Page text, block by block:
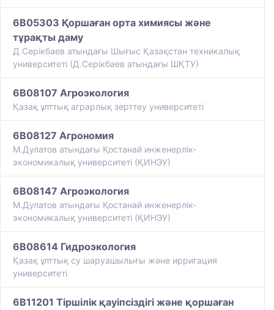
6B05303 Қоршаған орта химиясы және
тұрақты даму
Д.Серікбаев атындағы Шығыс Қазақстан техникалық
университеті (Д.Серікбаев атындағы ШҚТУ)
6B08107 Агроэкология
Қазақ ұлттық аграрлық зерттеу университеті
6B08127 Агрономия
М.Дулатов атындағы Қостанай инженерлік-
экономикалық университеті (ҚИНЭУ)
6B08147 Агроэкология
М.Дулатов атындағы Қостанай инженерлік-
экономикалық университеті (ҚИНЭУ)
6B08614 Гидроэкология
​Қазақ ұлттық су шаруашылығы және ирригация
университеті
6B11201 Тіршілік қауіпсіздігі және қоршаған